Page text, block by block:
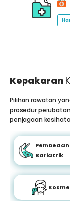
Kepakaran
Pilihan rawatan
prosedur
penjagaan
Bariatrik